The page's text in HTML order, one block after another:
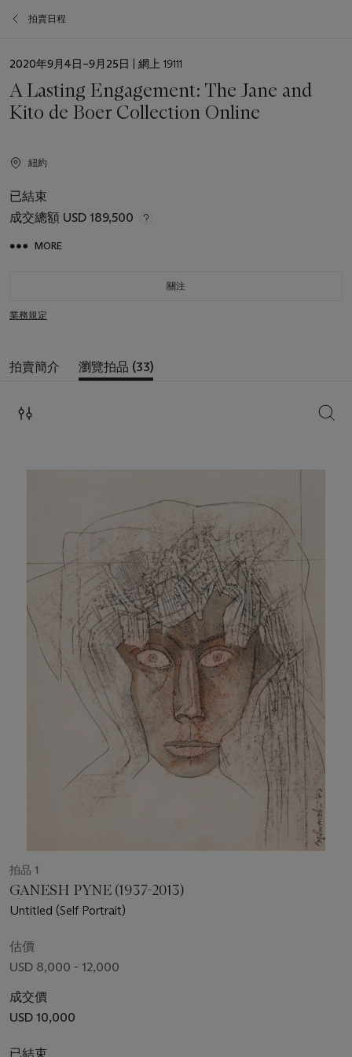
拍賣日程
日
2020年9月4日–9月25日 | 網上 19111
A Lasting Engagement: The Jane and
Kito de Boer Collection Online
紐約
已結束
成交總額 USD 189,500
MORE
關注
業務規定
拍賣簡介 瀏覽拍品 (33)
搜索
拍品 1
GANESH PYNE (1937-2013)
Untitled (Self Portrait)
估價
USD 8,000 - 12,000
成交價
USD 10,000
已結束